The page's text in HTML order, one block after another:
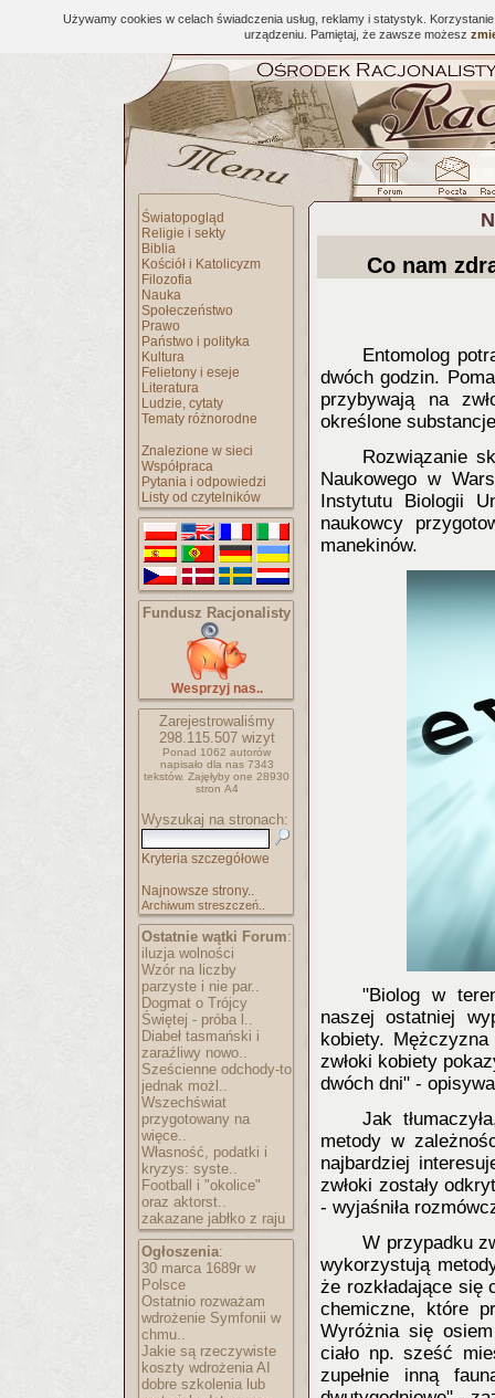
Używamy cookies w celach świadczenia usług, reklamy i statystyk.
urządzeniu. Pamiętaj, że zawsze możesz
Światopogląd
Religie i sekty
Biblia
Kościół i Katolicyzm
Filozofia
Nauka
Społeczeństwo
Prawo
Państwo i polityka
Kultura
Felietony i eseje
Literatura
Ludzie, cytaty
Tematy różnorodne
Znalezione w sieci
Współpraca
Pytania i odpowiedzi
Listy od czytelników
Fundusz Racjonalisty
Wesprzyj nas..
Zarejestrowaliśmy
298.115.507wizyt
Ponad 1062 autorów
napisało dla nas 7343
tekstów. Zajęłyby one 28930
stron A4
Wyszukaj na stronach:
Kryteria szczegółowe
Najnowsze strony..
Archiwum streszczeń..
Ostatnie wątki Forum:
iluzja wolności
Wzór na liczby
parzyste i nie par..
Dogmat o Trójcy
Świętej - próba l..
Diabeł tasmański i
zaraźliwy nowo..
Sześcienne odchody-to
jednak możl..
Wszechświat
przygotowany na
więce..
Własność, podatki i
kryzys: syste..
Football i "okolice"
oraz aktorst..
zakazane jabłko z raju
Ogłoszenia:
30 marca 1689r w
Polsce
Ostatnio rozważam
wdrożenie Symfonii w
chmu..
Jakie są rzeczywiste
koszty wdrożenia AI
dobre szkolenia lub
Co nam
Entomolog
dwóch godzin.
przybywają na
określone
Rozwiązanie
Naukowego w
Instytutu Biologii
naukowcy
manekinów.
"Biolog w
naszej ostatniej
kobiety.
zwłoki kobiety
dwóch dni" -
Jak
metody w
najbardziej
zwłoki zostały
- wyjaśniła
W przypadku
wykorzystują
że rozkładające się
chemiczne, które
Wyróżnia się
ciało np. sześć
zupełnie inną